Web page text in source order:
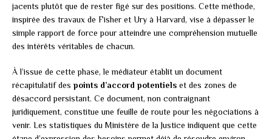
jacents plutôt que de rester figé sur des positions. Cette méthode,
inspirée des travaux de Fisher et Ury à Harvard, vise à dépasser le
simple rapport de force pour atteindre une compréhension mutuelle
des intérêts véritables de chacun.
À l’issue de cette phase, le médiateur établit un document
récapitulatif des points d’accord potentiels et des zones de
désaccord persistant. Ce document, non contraignant
juridiquement, constitue une feuille de route pour les négociations à
venir. Les statistiques du Ministère de la Justice indiquent que cette